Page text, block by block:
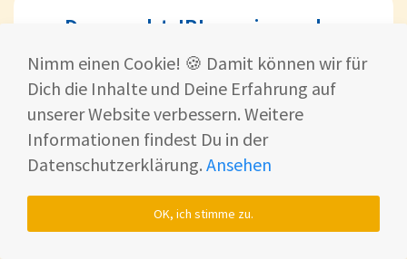
Das macht JBL zu einem der
führenden Hersteller für
Kopfhörer, Bluetoothlautsprecher
und Partyboxen
JBL ist einUS-amerikanischer Hersteller
, gegründet 1946.
Nimm einen Cookie! 🍪 Damit können wir für
Dich die Inhalte und Deine Erfahrung auf
unserer Website verbessern. Weitere
Informationen findest Du in der
Datenschutzerklärung. Ansehen
OK, ich stimme zu.